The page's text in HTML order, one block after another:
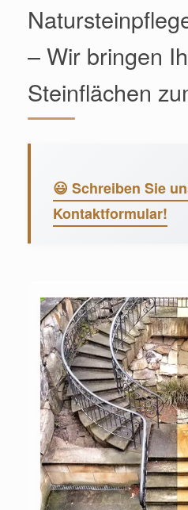
– Wir bringen
Steinflächen
😃 Schreiben Sie
Kontaktformular!